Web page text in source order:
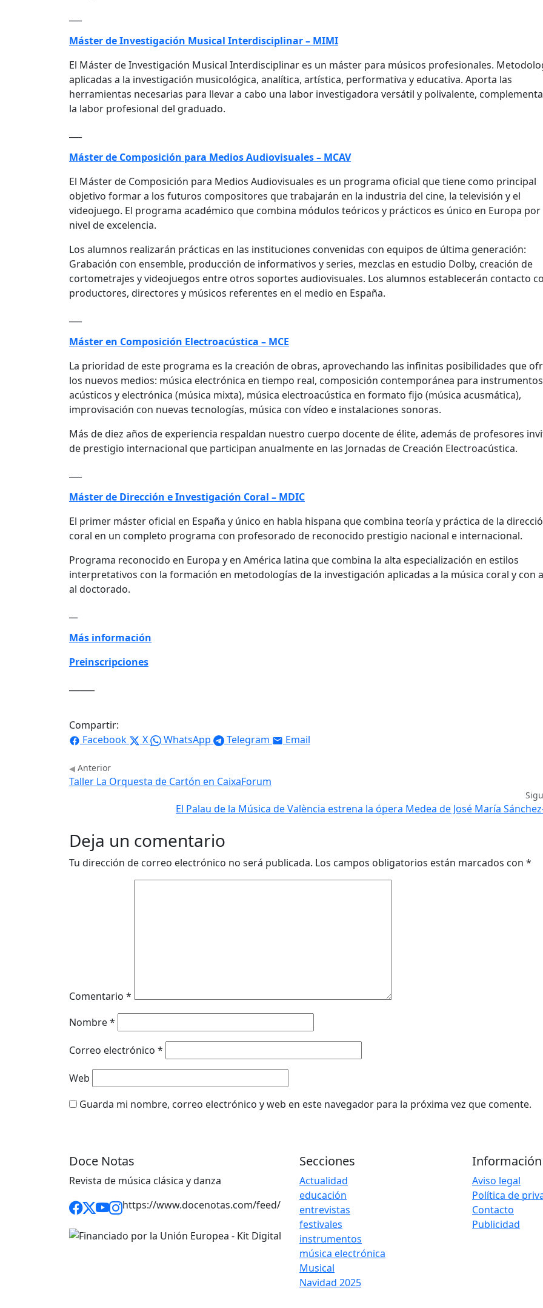
Máster de Investigación Musical Interdisciplinar – MIMI
El Máster de Investigación Musical Interdisciplinar es un máster para músicos profesionales.
aplicadas a la investigación musicológica, analítica, artística, performativa y educativa. Aporta las
herramientas necesarias para llevar a cabo una labor investigadora versátil y polivalente,
la labor profesional del graduado.
Máster de Composición para Medios Audiovisuales – MCAV
El Máster de Composición para Medios Audiovisuales es un programa oficial que tiene como principal
objetivo formar a los futuros compositores que trabajarán en la industria del cine, la televisión y el
videojuego. El programa académico que combina módulos teóricos y prácticos es único en Europa por
nivel de excelencia.
Los alumnos realizarán prácticas en las instituciones convenidas con equipos de última generación:
Grabación con ensemble, producción de informativos y series, mezclas en estudio Dolby, creación de
cortometrajes y videojuegos entre otros soportes audiovisuales. Los alumnos establecerán contacto
productores, directores y músicos referentes en el medio en España.
Máster en Composición Electroacústica – MCE
La prioridad de este programa es la creación de obras, aprovechando las infinitas posibilidades que
los nuevos medios: música electrónica en tiempo real, composición contemporánea para instrumentos
acústicos y electrónica (música mixta), música electroacústica en formato fijo (música acusmática),
improvisación con nuevas tecnologías, música con vídeo e instalaciones sonoras.
Más de diez años de experiencia respaldan nuestro cuerpo docente de élite, además de profesores
de prestigio internacional que participan anualmente en las Jornadas de Creación Electroacústica.
Máster de Dirección e Investigación Coral – MDIC
El primer máster oficial en España y único en habla hispana que combina teoría y práctica de la
coral en un completo programa con profesorado de reconocido prestigio nacional e internacional.
Programa reconocido en Europa y en América latina que combina la alta especialización en estilos
interpretativos con la formación en metodologías de la investigación aplicadas a la música coral y con
al doctorado.
Más información
Preinscripciones
Compartir:
Facebook
X WhatsApp Telegram Email
Anterior
Taller La Orquesta de Cartón en CaixaForum
El Palau de la Música de València estrena la ópera Medea de José María
Deja un comentario
Tu dirección de correo electrónico no será publicada. Los campos obligatorios están marcados con *
Comentario *
Nombre*
Correo electrónico *
Web
Guarda mi nombre, correo electrónico y web en este navegador para la próxima vez que comente.
Doce Notas
Revista de música clásica y danza
https://www.docenotas.com/feed/
Secciones
Actualidad
educación
entrevistas
festivales
instrumentos
música electrónica
Musical
Navidad 2025
Información
Aviso legal
Política de
Contacto
Publicidad